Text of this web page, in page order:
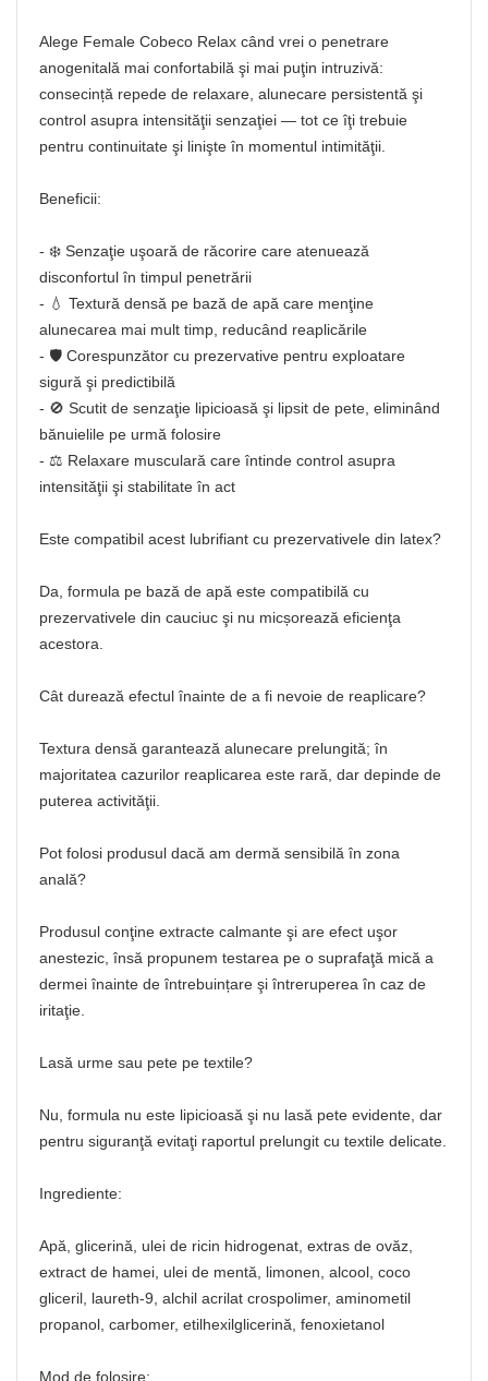
Alege Female Cobeco Relax când vrei o penetrare
anogenitală mai confortabilă şi mai puţin intruzivă:
consecință repede de relaxare, alunecare persistentă şi
control asupra intensităţii senzaţiei — tot ce îţi trebuie
pentru continuitate şi linişte în momentul intimităţii.
Beneficii:
- ❄️ Senzaţie uşoară de răcorire care atenuează
disconfortul în timpul penetrării
- 💧 Textură densă pe bază de apă care menţine
alunecarea mai mult timp, reducând reaplicările
- 🛡️ Corespunzător cu prezervative pentru exploatare
sigură şi predictibilă
- 🚫 Scutit de senzaţie lipicioasă şi lipsit de pete, eliminând
bănuielile pe urmă folosire
- ⚖️ Relaxare musculară care întinde control asupra
intensităţii şi stabilitate în act
Este compatibil acest lubrifiant cu prezervativele din latex?
Da, formula pe bază de apă este compatibilă cu
prezervativele din cauciuc şi nu micșorează eficienţa
acestora.
Cât durează efectul înainte de a fi nevoie de reaplicare?
Textura densă garantează alunecare prelungită; în
majoritatea cazurilor reaplicarea este rară, dar depinde de
puterea activităţii.
Pot folosi produsul dacă am dermă sensibilă în zona
anală?
Produsul conţine extracte calmante şi are efect uşor
anestezic, însă propunem testarea pe o suprafaţă mică a
dermei înainte de întrebuințare şi întreruperea în caz de
iritaţie.
Lasă urme sau pete pe textile?
Nu, formula nu este lipicioasă şi nu lasă pete evidente, dar
pentru siguranţă evitaţi raportul prelungit cu textile delicate.
Ingrediente:
Apă, glicerină, ulei de ricin hidrogenat, extras de ovăz,
extract de hamei, ulei de mentă, limonen, alcool, coco
gliceril, laureth-9, alchil acrilat crospolimer, aminometil
propanol, carbomer, etilhexilglicerină, fenoxietanol
Mod de folosire: